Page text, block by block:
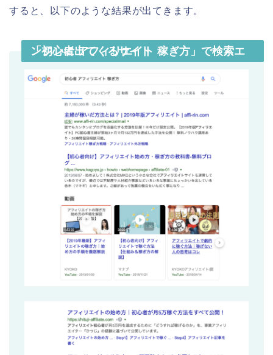
すると、以下のような結果が出てきます。
「初心者 アフィリエイト 稼ぎ方」で検索エンジンに出てくるサイト